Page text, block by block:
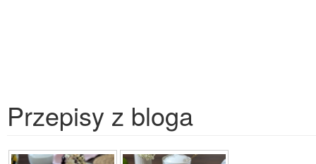
Przepisy z bloga